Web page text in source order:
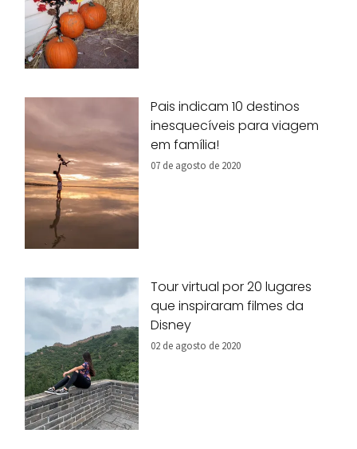
Pais indicam 10 destinos
inesquecíveis para viagem
em família!
07 de agosto de 2020
Tour virtual por 20 lugares
que inspiraram filmes da
Disney
02 de agosto de 2020